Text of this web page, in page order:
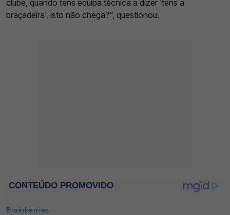
clube, quando tens equipa técnica a dizer 'tens a
braçadeira', isto não chega?", questionou.